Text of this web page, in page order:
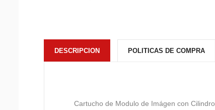
DESCRIPCION POLITICAS DE COMPRA
Cartucho de Modulo de Imágen con Cilindro